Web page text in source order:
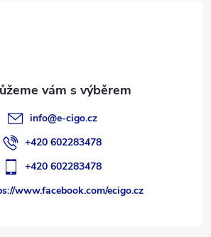
info@e-cigo.cz
+420 602283478
+420 602283478
www.facebook.com/ecigo.cz